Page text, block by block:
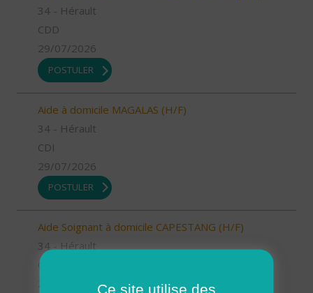
34 - Hérault
CDD
29/07/2026
POSTULER
Aide à domicile MAGALAS (H/F)
34 - Hérault
CDI
29/07/2026
POSTULER
Aide Soignant à domicile CAPESTANG (H/F)
34 - Hérault
CDD
Ce site utilise des